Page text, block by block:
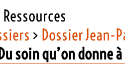
> Dossier Jean-
Du soin qu’on